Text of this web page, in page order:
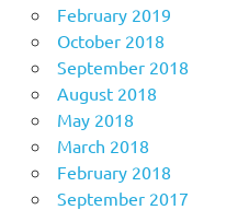
February 2019
October 2018
September 2018
August 2018
May 2018
March 2018
February 2018
September 2017